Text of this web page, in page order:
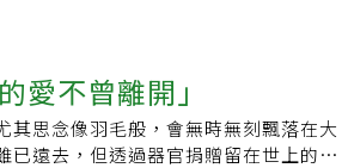
愛不曾離開」
其思念像羽毛般，會無時無刻飄落在大
已遠去，但透過器官捐贈留在世上的愛